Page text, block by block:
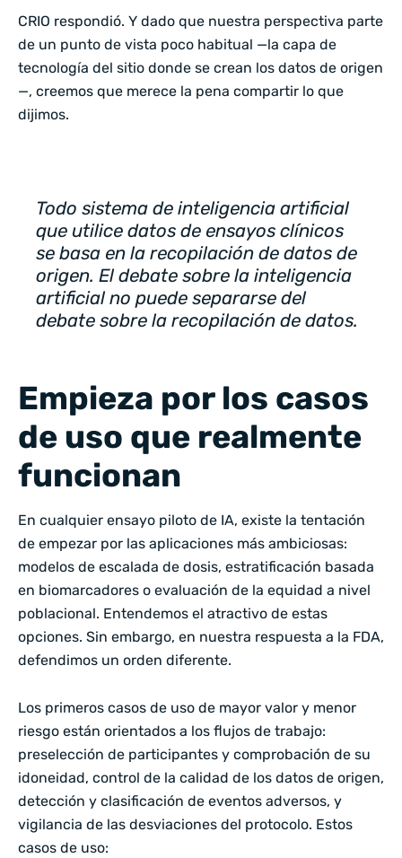
CRIO respondió. Y dado que nuestra perspectiva parte
de un punto de vista poco habitual —la capa de
tecnología del sitio donde se crean los datos de origen
—, creemos que merece la pena compartir lo que
dijimos.
Todo sistema de inteligencia artificial
que utilice datos de ensayos clínicos
se basa en la recopilación de datos de
origen. El debate sobre la inteligencia
artificial no puede separarse del
debate sobre la recopilación de datos.
Empieza por los casos
de uso que realmente
funcionan
En cualquier ensayo piloto de IA, existe la tentación
de empezar por las aplicaciones más ambiciosas:
modelos de escalada de dosis, estratificación basada
en biomarcadores o evaluación de la equidad a nivel
poblacional. Entendemos el atractivo de estas
opciones. Sin embargo, en nuestra respuesta a la FDA,
defendimos un orden diferente.
Los primeros casos de uso de mayor valor y menor
riesgo están orientados a los flujos de trabajo:
preselección de participantes y comprobación de su
idoneidad, control de la calidad de los datos de origen,
detección y clasificación de eventos adversos, y
vigilancia de las desviaciones del protocolo. Estos
casos de uso: